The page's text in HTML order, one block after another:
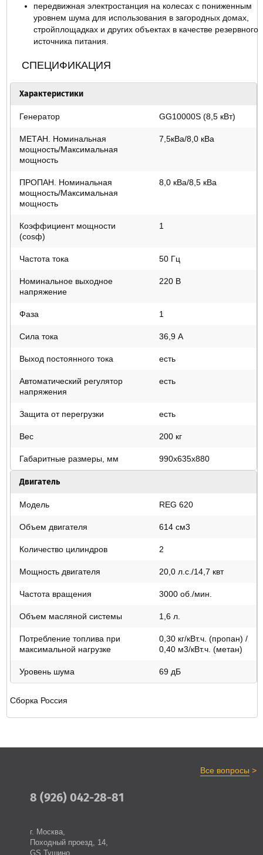
передвижная электростанция на колесах с пониженным
уровнем шума для использования в загородных домах,
стройплощадках и других объектах в качестве резервного
источника питания.
СПЕЦИФИКАЦИЯ
Характеристики
Генератор GG10000S (8,5 кВт)
МЕТАН. Номинальная
мощность/Максимальная
мощность
7,5кВа/8,0 кВа
ПРОПАН. Номинальная
мощность/Максимальная
мощность
8,0 кВа/8,5 кВа
Коэффициент мощности
(cosф)
1
Частота тока 50 Гц
Номинальное выходное
напряжение
220 В
Фаза 1
Сила тока 36,9 А
Выход постоянного тока есть
Автоматический регулятор
напряжения
есть
Защита от перегрузки есть
Вес 200 кг
Габаритные размеры, мм 990х635х880
Двигатель
Модель REG 620
Объем двигателя 614 см3
Количество цилиндров 2
Мощность двигателя 20,0 л.с./14,7 квт
Частота вращения 3000 об./мин.
Объем масляной системы 1,6 л.
Потребление топлива при
максимальной нагрузке
0,30 кг/кВт.ч. (пропан) /
0,40 м3/кВт.ч. (метан)
Уровень шума 69 дБ
Сборка Россия
Все вопросы >
8 (926) 042-28-81
г. Москва,
Походный проезд, 14,
GS Тушино